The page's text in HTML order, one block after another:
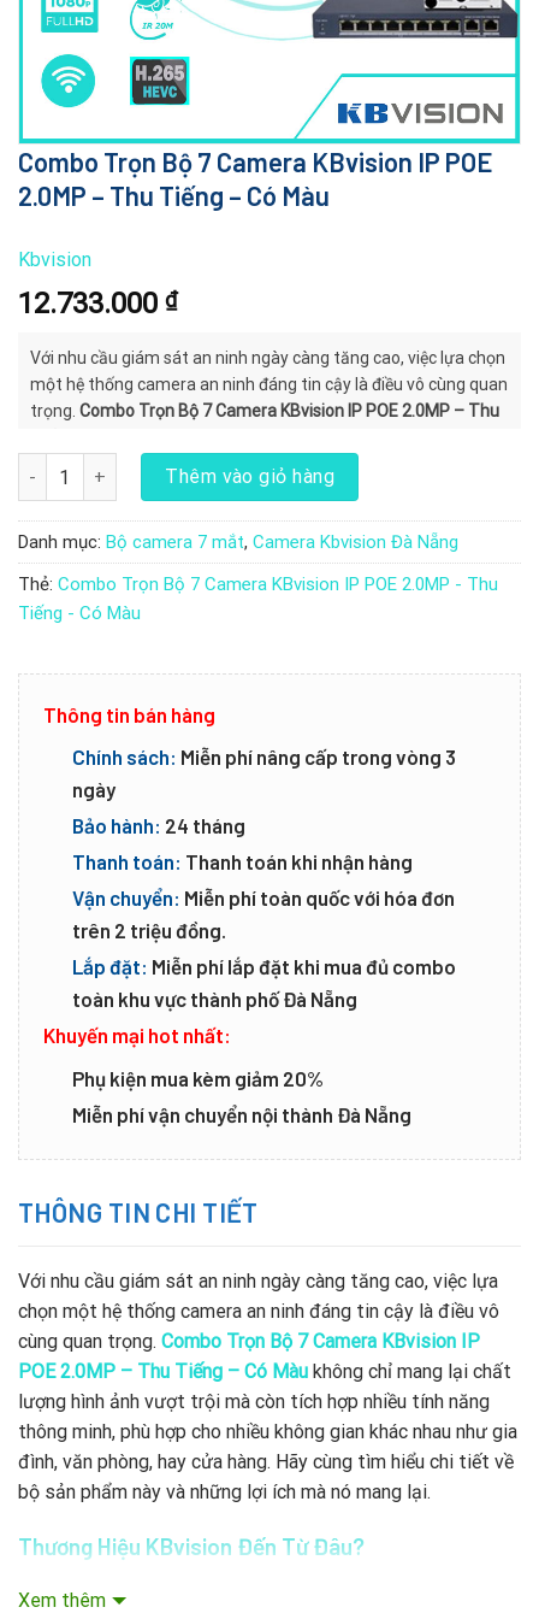
Combo Trọn Bộ 7 Camera KBvision IP POE
2.0MP – Thu Tiếng – Có Màu
Kbvision
12.733.000 ₫
Với nhu cầu giám sát an ninh ngày càng tăng cao, việc lựa chọn
một hệ thống camera an ninh đáng tin cậy là điều vô cùng quan
trọng. Combo Trọn Bộ 7 Camera KBvision IP POE 2.0MP – Thu
Combo Trọn Bộ 7 Camera KBvision IP POE 2.0MP - Thu Tiếng -
Thêm vào giỏ hàng
Danh mục: Bộ camera 7 mắt, Camera Kbvision Đà Nẵng
Thẻ: Combo Trọn Bộ 7 Camera KBvision IP POE 2.0MP - Thu
Tiếng - Có Màu
Thông tin bán hàng
Chính sách: Miễn phí nâng cấp trong vòng 3
ngày
Bảo hành: 24 tháng
Thanh toán: Thanh toán khi nhận hàng
Vận chuyển: Miễn phí toàn quốc với hóa đơn
trên 2 triệu đồng.
Lắp đặt: Miễn phí lắp đặt khi mua đủ combo
toàn khu vực thành phố Đà Nẵng
Khuyến mại hot nhất:
Phụ kiện mua kèm giảm 20%
Miễn phí vận chuyển nội thành Đà Nẵng
THÔNG TIN CHI TIẾT
Với nhu cầu giám sát an ninh ngày càng tăng cao, việc lựa
chọn một hệ thống camera an ninh đáng tin cậy là điều vô
cùng quan trọng. Combo Trọn Bộ 7 Camera KBvision IP
POE 2.0MP – Thu Tiếng – Có Màu không chỉ mang lại chất
lượng hình ảnh vượt trội mà còn tích hợp nhiều tính năng
thông minh, phù hợp cho nhiều không gian khác nhau như gia
đình, văn phòng, hay cửa hàng. Hãy cùng tìm hiểu chi tiết về
bộ sản phẩm này và những lợi ích mà nó mang lại.
Thương Hiệu KBvision Đến Từ Đâu?
KBvision là một thương hiệu nổi tiếng đến từ
Xem thêm